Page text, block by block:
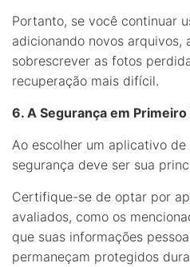
Portanto, se você continuar
adicionando novos arquivos,
sobrescrever as fotos
recuperação mais difícil.
6. A Segurança em Primeiro
Ao escolher um aplicativo
segurança deve ser sua
Certifique-se de optar por
avaliados, como os
que suas informações
permaneçam protegidos